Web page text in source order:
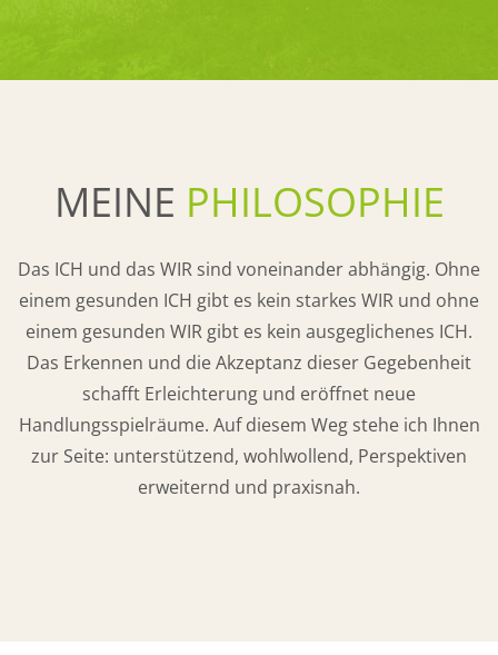
MEINE PHILOSOPHIE
Das ICH und das WIR sind voneinander abhängig. Ohne
einem gesunden ICH gibt es kein starkes WIR und ohne
einem gesunden WIR gibt es kein ausgeglichenes ICH.
Das Erkennen und die Akzeptanz dieser Gegebenheit
schafft Erleichterung und eröffnet neue
Handlungsspielräume. Auf diesem Weg stehe ich Ihnen
zur Seite: unterstützend, wohlwollend, Perspektiven
erweiternd und praxisnah.